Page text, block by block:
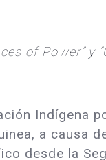
of Power” y
Indígena
a causa
desde la